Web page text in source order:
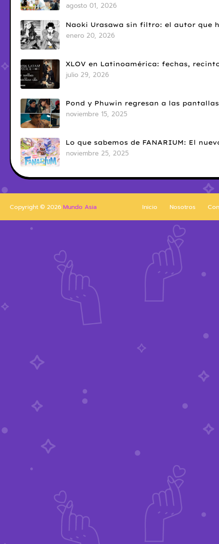
agosto 01, 2026
Naoki Urasawa sin filtro: el autor que
enero 20, 2026
XLOV en Latinoamérica: fechas,
julio 29, 2026
Pond y Phuwin regresan a las
noviembre 15, 2025
Lo que sabemos de FANARIUM: El
noviembre 25, 2025
Inicio Nosotros
Copyright © 2026 Mundo Asia